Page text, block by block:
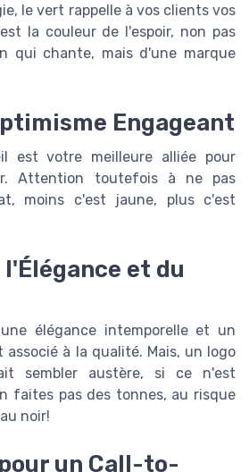
le vert rappelle à vos clients vos
la couleur de l'espoir, non pas
qui chante, mais d'une marque
Engageant
est votre meilleure alliée pour
Attention toutefois à ne pas
moins c'est jaune, plus c'est
l'Élégance et du
élégance intemporelle et un
à la qualité. Mais, un logo
sembler austère, si ce n'est
faites pas des tonnes, au risque
noir!
un Call-to-